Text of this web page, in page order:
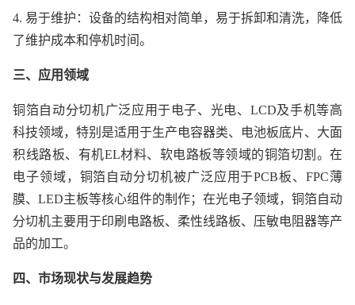
4. 易于维护：设备的结构相对简单，易于拆卸和清洗，降低
了维护成本和停机时间。
三、应用领域
铜箔自动分切机广泛应用于电子、光电、LCD及手机等高
科技领域，特别是适用于生产电容器类、电池板底片、大面
积线路板、有机EL材料、软电路板等领域的铜箔切割。在
电子领域，铜箔自动分切机被广泛应用于PCB板、FPC薄
膜、LED主板等核心组件的制作；在光电子领域，铜箔自动
分切机主要用于印刷电路板、柔性线路板、压敏电阻器等产
品的加工。
四、市场现状与发展趋势